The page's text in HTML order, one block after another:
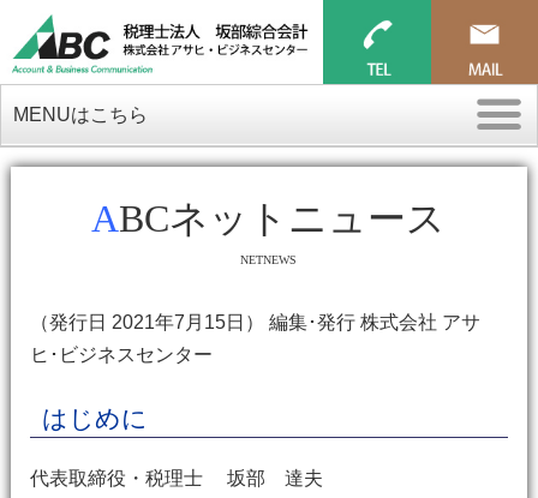
MENUはこちら
ABCネットニュース
NETNEWS
（発行日 2021年7月15日） 編集･発行 株式会社 アサ
ヒ･ビジネスセンター
はじめに
代表取締役・税理士 坂部 達夫